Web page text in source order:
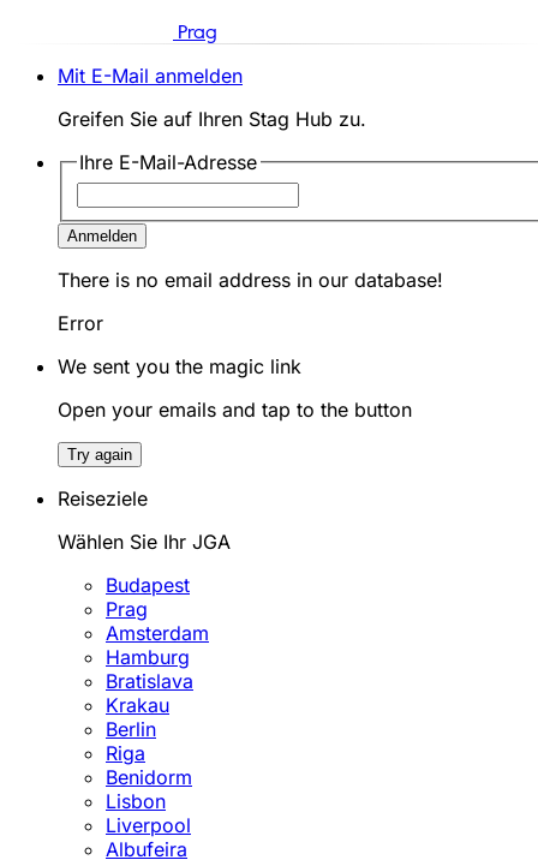
Prag
Mit E-Mail anmelden
Greifen Sie auf Ihren Stag Hub zu.
Ihre E-Mail-Adresse
Anmelden
There is no email address in our database!
Error
We sent you the magic link
Open your emails and tap to the button
Try again
Reiseziele
Wählen Sie Ihr JGA
Budapest
Prag
Amsterdam
Hamburg
Bratislava
Krakau
Berlin
Riga
Benidorm
Lisbon
Liverpool
Albufeira